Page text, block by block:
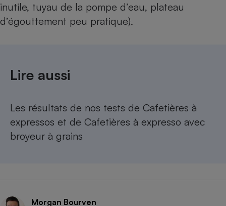
inutile, tuyau de la pompe d’eau, plateau
d’égouttement peu pratique).
Lire aussi
Les résultats de nos tests de Cafetières à
expressos et de Cafetières à expresso avec
broyeur à grains
Morgan Bourven